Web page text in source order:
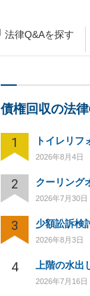
法律Q&Aを探す
債権回収の法
1
2026年8月4日
2
2026年7月30日
3
2026年8月3日
4
2026年7月16日